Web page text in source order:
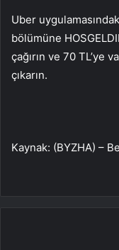
Uber
bölümüne
çağırın ve 70 TL’ye
çıkarın.
Kaynak: (BYZHA) –